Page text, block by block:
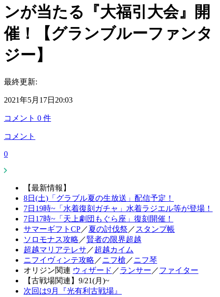
ンが当たる『大福引大会』開
催！【グランブルーファンタ
ジー】
最終更新:
2021年5月17日20:03
コメント 0 件
コメント
0
【最新情報】
8日(土)「グラブル夏の生放送」配信予定！
7日19時~「水着復刻ガチャ」水着ラジエル等が登場！
7日17時~「天上劇団もぐら座」復刻開催！
サマーギフトCP／夏の討伐祭 ／ スタンプ帳
ソロモナス攻略 ／賢者の限界超越
超越マリアテレサ ／超越カイム
ニフイヴィンテ攻略 ／ニフ槍 ／ニフ琴
オリジン関連 ウィザード ／ランサー ／ファイター
【古戦場関連】9/21(月)~
次回は9月『光有利古戦場』